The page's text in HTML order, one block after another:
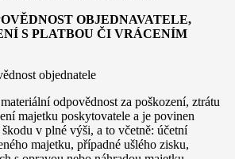
OBJEDNAVATELE,
S PLATBOU ČI VRÁCENÍM
objednatele
odpovědnost za poškození, ztrátu
majetku poskytovatele a je povinen
v plné výši, a to včetně: účetní
majetku, případné ušlého zisku,